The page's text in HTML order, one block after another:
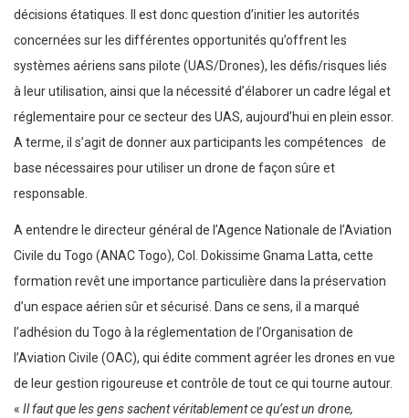
décisions étatiques. Il est donc question d’initier les autorités
concernées sur les différentes opportunités qu’offrent les
systèmes aériens sans pilote (UAS/Drones), les défis/risques liés
à leur utilisation, ainsi que la nécessité d’élaborer un cadre légal et
réglementaire pour ce secteur des UAS, aujourd’hui en plein essor.
A terme, il s’agit de donner aux participants les compétences de
base nécessaires pour utiliser un drone de façon sûre et
responsable.
A entendre le directeur général de l’Agence Nationale de l’Aviation
Civile du Togo (ANAC Togo), Col. Dokissime Gnama Latta, cette
formation revêt une importance particulière dans la préservation
d’un espace aérien sûr et sécurisé. Dans ce sens, il a marqué
l’adhésion du Togo à la réglementation de l’Organisation de
l’Aviation Civile (OAC), qui édite comment agréer les drones en vue
de leur gestion rigoureuse et contrôle de tout ce qui tourne autour.
« Il faut que les gens sachent véritablement ce qu’est un drone,